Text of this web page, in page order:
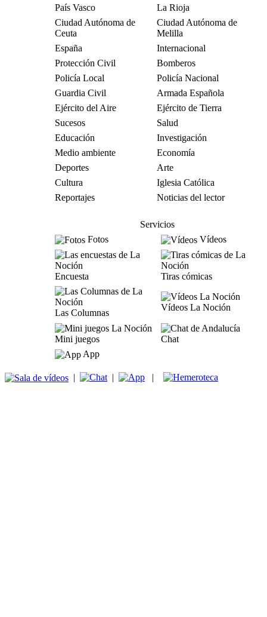
País Vasco
La Rioja
Ciudad Autónoma de
Ceuta
Ciudad Autónoma de
Melilla
España
Internacional
Protección Civil
Bomberos
Policía Local
Policía Nacional
Guardia Civil
Armada Española
Ejército del Aire
Ejército de Tierra
Sucesos
Salud
Educación
Investigación
Medio ambiente
Economía
Deportes
Arte
Cultura
Iglesia Católica
Reportajes
Noticias del lector
Servicios
Fotos
Vídeos
Encuesta Tiras cómicas
Las Columnas
Vídeos La Noción
Mini juegos
Chat
App
| | |